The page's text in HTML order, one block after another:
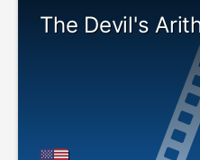
The Devil's